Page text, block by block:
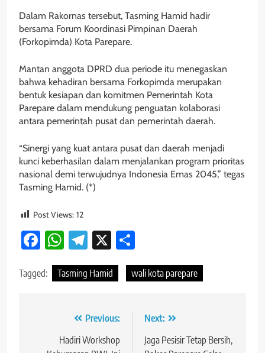
Dalam Rakornas tersebut, Tasming Hamid hadir
bersama Forum Koordinasi Pimpinan Daerah
(Forkopimda) Kota Parepare.
Mantan anggota DPRD dua periode itu menegaskan
bahwa kehadiran bersama Forkopimda merupakan
bentuk kesiapan dan komitmen Pemerintah Kota
Parepare dalam mendukung penguatan kolaborasi
antara pemerintah pusat dan pemerintah daerah.
“Sinergi yang kuat antara pusat dan daerah menjadi
kunci keberhasilan dalam menjalankan program prioritas
nasional demi terwujudnya Indonesia Emas 2045,” tegas
Tasming Hamid. (*)
Post Views: 12
Facebook
WhatsApp
Telegram
X
Tagged: Tasming Hamid wali kota parepare
Navigasi Previous:
Hadiri Workshop
Next:
Jaga Pesisir Tetap Bersih,